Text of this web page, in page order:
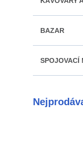
BAZAR
SPOJOVACÍ